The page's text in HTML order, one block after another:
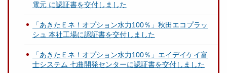
電元 に認証書を交付しました
「あきたＥネ！オプション水力100％」秋田エコプラッ
シュ 本社工場に認証書を交付しました
「あきたＥネ！オプション水力100％」エイデイケイ富
士システム 七曲開発センターに認証書を交付しました